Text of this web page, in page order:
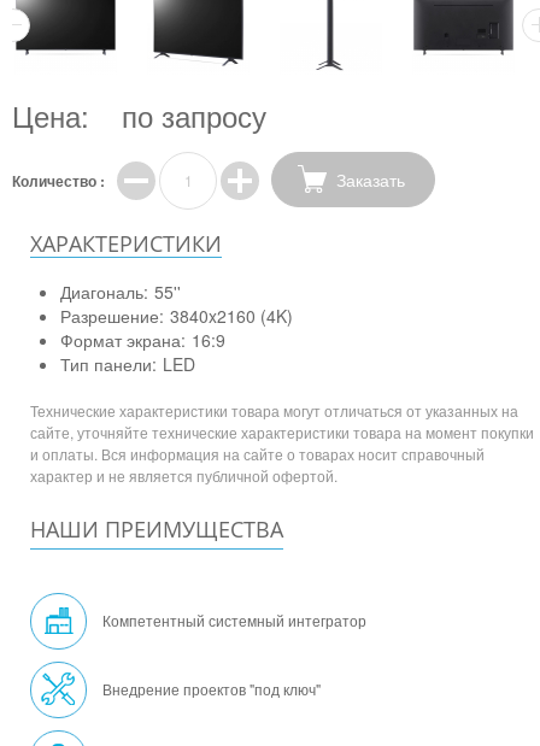
Цена: по запросу
Количество : Заказать
ХАРАКТЕРИСТИКИ
Диагональ: 55''
Разрешение: 3840x2160 (4K)
Формат экрана: 16:9
Тип панели: LED
Технические характеристики товара могут отличаться от указанных на
сайте, уточняйте технические характеристики товара на момент покупки
и оплаты. Вся информация на сайте о товарах носит справочный
характер и не является публичной офертой.
НАШИ ПРЕИМУЩЕСТВА
Компетентный системный интегратор
Внедрение проектов "под ключ"